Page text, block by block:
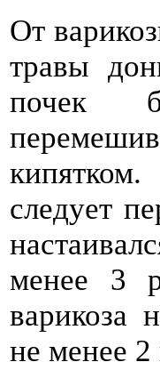
От
травы
почек
следует
менее 3
варикоза
не менее 2